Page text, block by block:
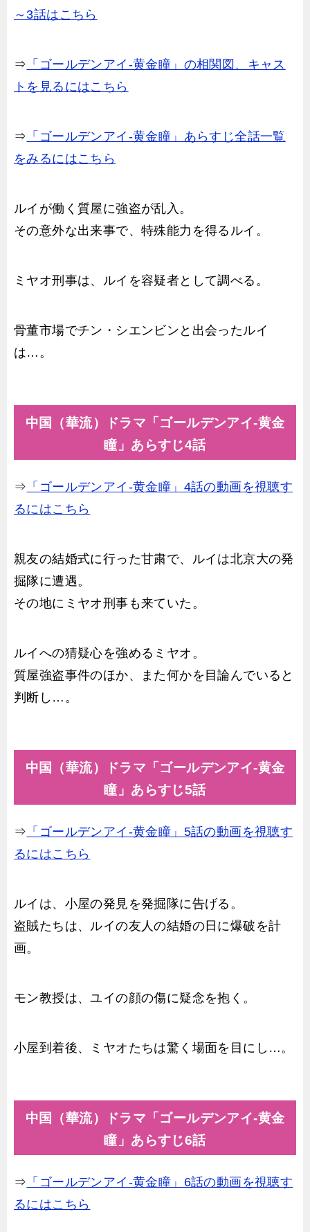
～3話はこちら
⇒ 「ゴールデンアイ-黄金瞳」の相関図、キャス
トを見るにはこちら
⇒ 「ゴールデンアイ-黄金瞳」あらすじ全話一覧
をみるにはこちら
ルイが働く質屋に強盗が乱入。
その意外な出来事で、特殊能力を得るルイ。
ミヤオ刑事は、ルイを容疑者として調べる。
骨董市場でチン・シエンビンと出会ったルイ
は…。
中国（華流）ドラマ「ゴールデンアイ-黄金
瞳」あらすじ4話
⇒ 「ゴールデンアイ-黄金瞳」4話の動画を視聴す
るにはこちら
親友の結婚式に行った甘粛で、ルイは北京大の発
掘隊に遭遇。
その地にミヤオ刑事も来ていた。
ルイへの猜疑心を強めるミヤオ。
質屋強盗事件のほか、また何かを目論んでいると
判断し…。
中国（華流）ドラマ「ゴールデンアイ-黄金
瞳」あらすじ5話
⇒ 「ゴールデンアイ-黄金瞳」5話の動画を視聴す
るにはこちら
ルイは、小屋の発見を発掘隊に告げる。
盗賊たちは、ルイの友人の結婚の日に爆破を計
画。
モン教授は、ユイの顔の傷に疑念を抱く。
小屋到着後、ミヤオたちは驚く場面を目にし…。
中国（華流）ドラマ「ゴールデンアイ-黄金
瞳」あらすじ6話
⇒ 「ゴールデンアイ-黄金瞳」6話の動画を視聴す
るにはこちら